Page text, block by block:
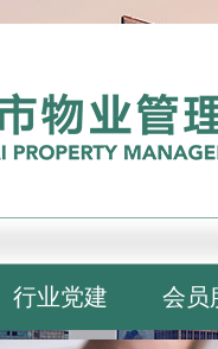
行业党建 会员